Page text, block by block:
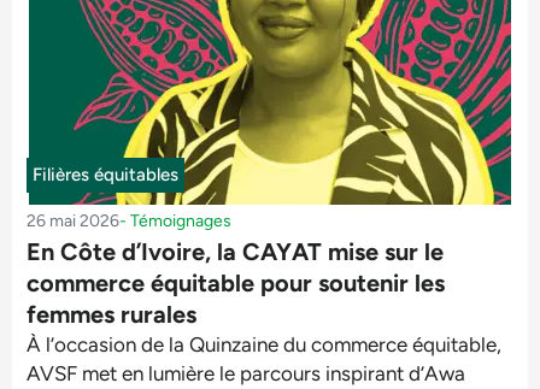
Filières équitables
26 mai 2026- Témoignages
En Côte d’Ivoire, la CAYAT mise sur le
commerce équitable pour soutenir les
femmes rurales
À l’occasion de la Quinzaine du commerce équitable,
AVSF met en lumière le parcours inspirant d’Awa